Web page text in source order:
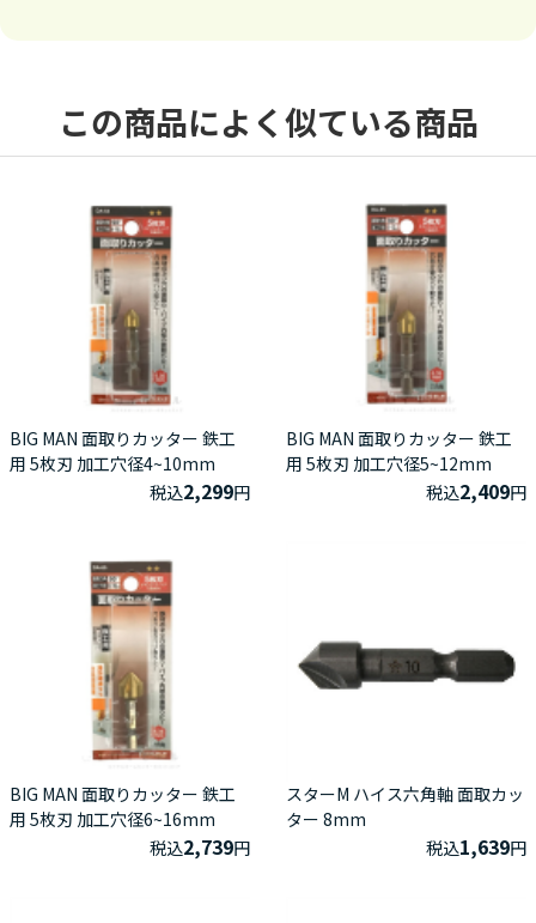
この商品によく似ている商品
BIG MAN 面取りカッター 鉄工
用 5枚刃 加工穴径4~10mm
税込2,299円
BIG MAN 面取りカッター 鉄工
用 5枚刃 加工穴径5~12mm
税込2,409円
BIG MAN 面取りカッター 鉄工
用 5枚刃 加工穴径6~16mm
税込2,739円
スターM ハイス六角軸 面取カッ
ター 8mm
税込1,639円